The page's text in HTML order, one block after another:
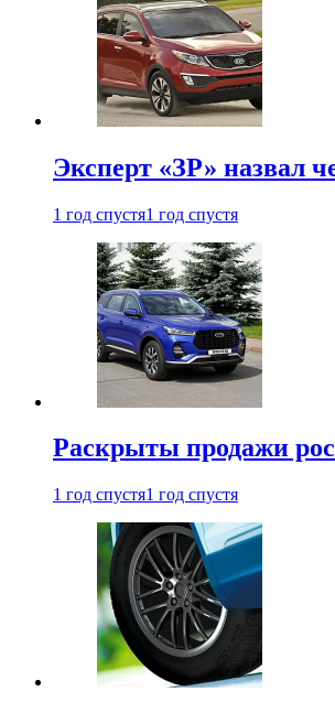
Эксперт «ЗР» назвал
1 год спустя1 год спустя
Раскрыты продажи
1 год спустя1 год спустя